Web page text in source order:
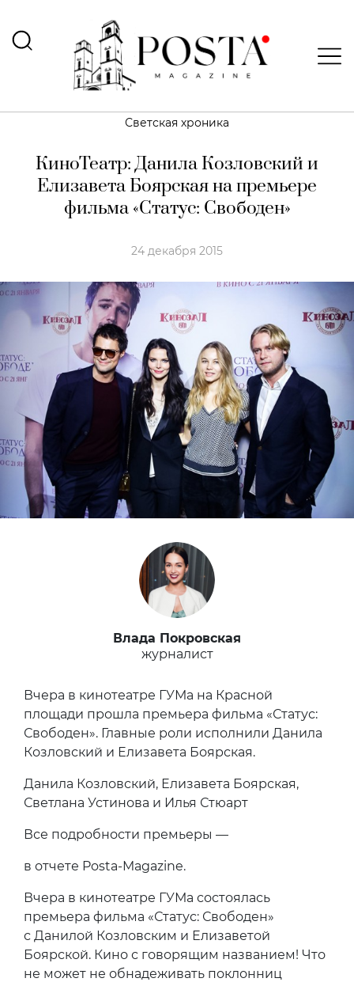
Светская хроника
КиноТеатр: Данила Козловский и
Елизавета Боярская на премьере
фильма «Статус: Свободен»
24 декабря 2015
Влада Покровская
журналист
Вчера в кинотеатре ГУМа на Красной
площади прошла премьера фильма «Статус:
Свободен». Главные роли исполнили Данила
Козловский и Елизавета Боярская.
Данила Козловский, Елизавета Боярская,
Светлана Устинова и Илья Стюарт
Все подробности премьеры —
в отчете Posta-Magazine.
Вчера в кинотеатре ГУМа состоялась
премьера фильма «Статус: Свободен»
с Данилой Козловским и Елизаветой
Боярской. Кино с говорящим названием! Что
не может не обнадеживать поклонниц